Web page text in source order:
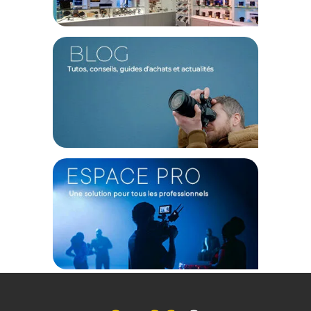
retoucher votre image. En 36 et 18MP, le bruit est réduit et
vous profitez d'une dynamique augmentée de 1 IL. Ainsi la
dynamique est de 14 IL en 60MP et de 15 IL en 36 et en
18MP. Côté buffer, en DNG, l'appareil photo peut prendre
jusqu'à 15 vues en 60MP, jusqu'à 30 vues en 36MP et il peut
La technologie CMOS BSI offre une meilleure gestion du bruit,
une plus grande sensibilité à la lumière et des taux de lecture
plus élevés en sortie. Avec le processeur Maestro III, le boîtier
peut capturer 4,5ips avec un enregistrement rapide des
données. Aussi, un filtre d'absorption à double couche
permet une excellente gestion des UV et des IR.
L'obturateur électronique peut atteindre 1/16000s. Le boîtier
est capable d'effectuer une mesure par le capteur en TTL. La
mesure multi-zone est disponible même en mode
télémétrique. Aussi, vous disposez d'une large plage de